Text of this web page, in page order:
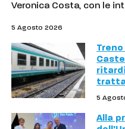
Veronica Costa, con le
5 Agosto 2026
tratta
5
Alla